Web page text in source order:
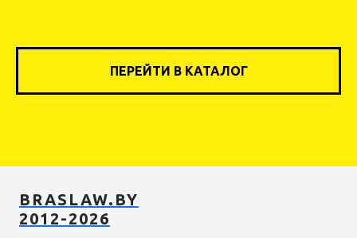
ПЕРЕЙТИ В КАТАЛОГ
BRASLAW.BY
2012-2026